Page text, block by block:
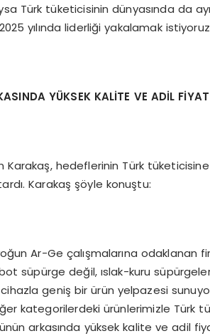
Türk tüketicisinin dünyasında da
yılında liderliği yakalamak
YÜKSEK KALİTE VE ADİL
Karakaş, hedeflerinin Türk
Karakaş şöyle konuştu:
Ar-Ge çalışmalarına odaklanan
süpürge değil, ıslak-kuru
geniş bir ürün yelpazesi
kategorilerdeki ürünlerimizle Türk
arkasında yüksek kalite ve adil